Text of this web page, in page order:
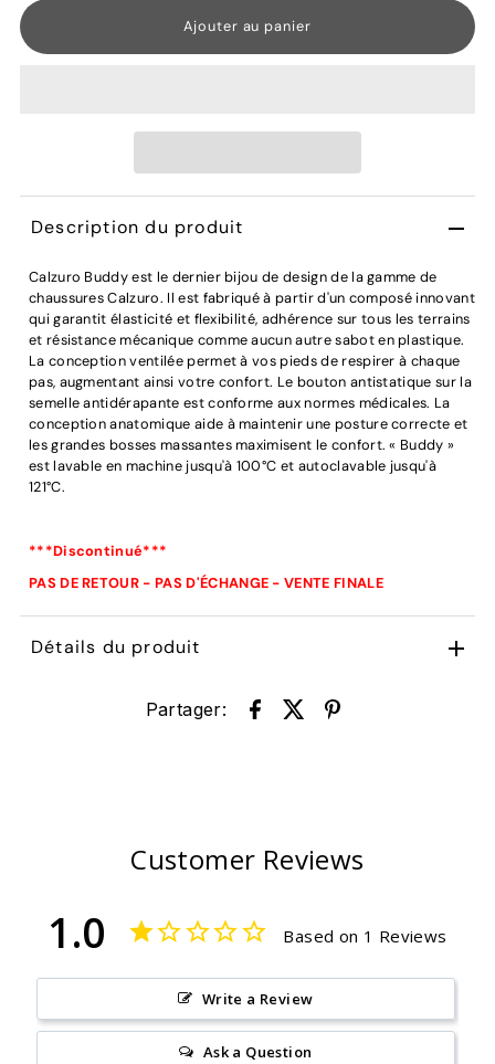
Description du produit
Calzuro Buddy est le dernier bijou de design de la gamme de
chaussures Calzuro. Il est fabriqué à partir d'un composé innovant
qui garantit élasticité et flexibilité, adhérence sur tous les terrains
et résistance mécanique comme aucun autre sabot en plastique.
La conception ventilée permet à vos pieds de respirer à chaque
pas, augmentant ainsi votre confort. Le bouton antistatique sur la
semelle antidérapante est conforme aux normes médicales. La
conception anatomique aide à maintenir une posture correcte et
les grandes bosses massantes maximisent le confort. « Buddy »
est lavable en machine jusqu'à 100°C et autoclavable jusqu'à
121°C.
***Discontinué***
PAS DE RETOUR - PAS D'ÉCHANGE - VENTE FINALE
Détails du produit
Partager:
Customer Reviews
1.0 Based on 1 Reviews
Write a Review
Ask a Question